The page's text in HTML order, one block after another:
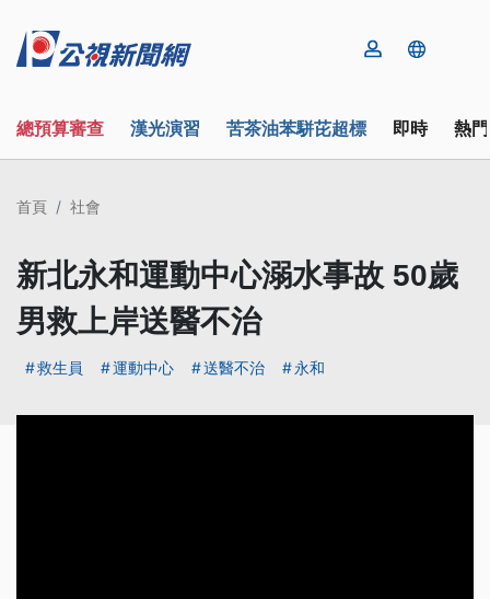
總預算審查 漢光演習 苦茶油苯駢芘超標 即時 熱
首頁 社會
新北永和運動中心溺水事故 50歲
男救上岸送醫不治
救生員 運動中心 送醫不治 永和